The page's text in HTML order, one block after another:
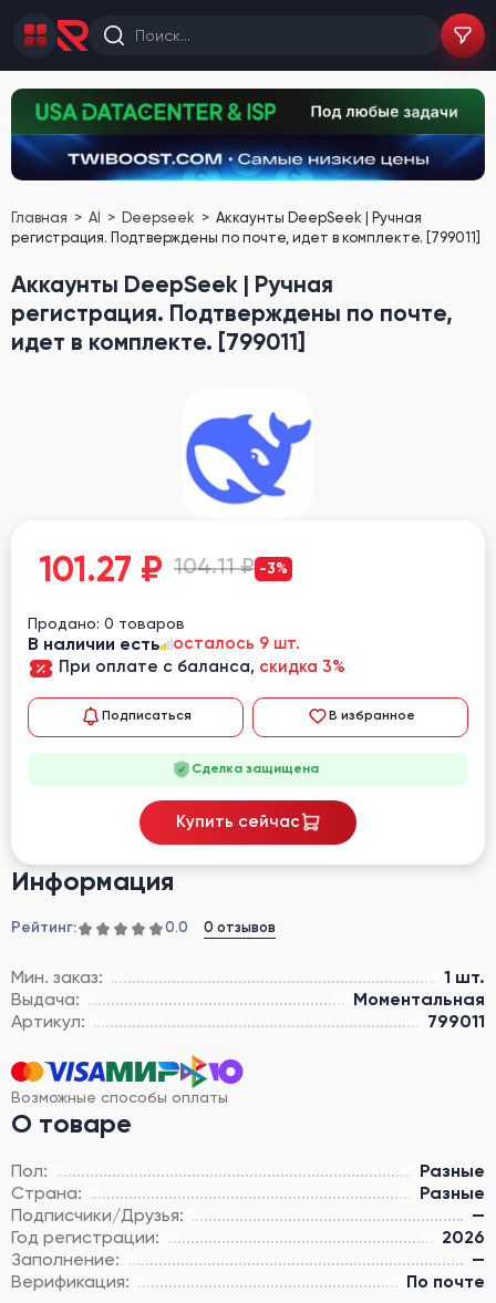
Главная AI Deepseek
Аккаунты DeepSeek | Ручная
регистрация. Подтверждены по почте, идет в комплекте. [799011]
Аккаунты DeepSeek | Ручная
регистрация. Подтверждены по почте,
идет в комплекте. [799011]
Информация
Рейтинг: 0.0 0 отзывов
Мин. заказ:
1 шт.
Выдача:
Моментальная
Артикул:
799011
Возможные способы оплаты
О товаре
Пол:
Разные
Страна:
Разные
Подписчики/Друзья:
—
Год регистрации:
2026
Заполнение:
—
Верификация:
По почте
101.27 ₽ 104.11 ₽ -3%
Продано: 0 товаров
В наличии есть
осталось 9 шт.
При оплате с баланса, скидка 3%
Подписаться В избранное
Сделка защищена
Купить сейчас